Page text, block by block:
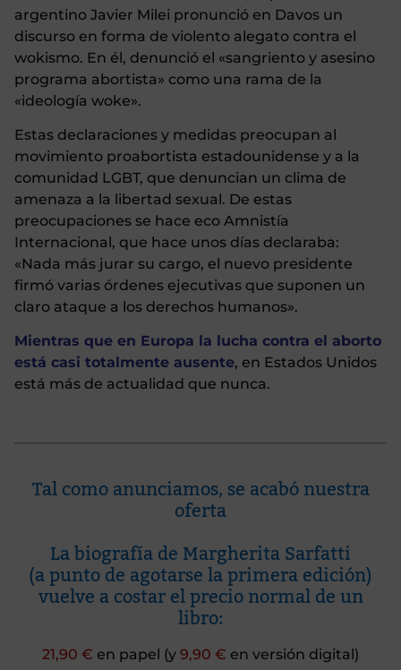
argentino Javier Milei pronunció en Davos un
discurso en forma de violento alegato contra el
wokismo. En él, denunció el «sangriento y asesino
programa abortista» como una rama de la
«ideología woke».
Estas declaraciones y medidas preocupan al
movimiento proabortista estadounidense y a la
comunidad LGBT, que denuncian un clima de
amenaza a la libertad sexual. De estas
preocupaciones se hace eco Amnistía
Internacional, que hace unos días declaraba:
«Nada más jurar su cargo, el nuevo presidente
firmó varias órdenes ejecutivas que suponen un
claro ataque a los derechos humanos».
Mientras que en Europa la lucha contra el aborto
está casi totalmente ausente, en Estados Unidos
está más de actualidad que nunca.
Tal como anunciamos, se acabó nuestra
oferta
La biografía de Margherita Sarfatti
(a punto de agotarse la primera edición)
vuelve a costar el precio normal de un
libro:
21,90 € en papel (y 9,90 € en versión digital)